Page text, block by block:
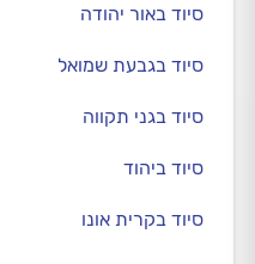
סיוד באור יהודה
סיוד בגבעת שמואל
סיוד בגני תקווה
סיוד ביהוד
סיוד בקרית אונו